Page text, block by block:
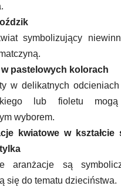
symbolizujący
w pastelowych kolorach
w delikatnych odcieniach
lub fioletu
wyborem.
kwiatowe w kształcie
aranżacje są
się do tematu dzieciństwa.